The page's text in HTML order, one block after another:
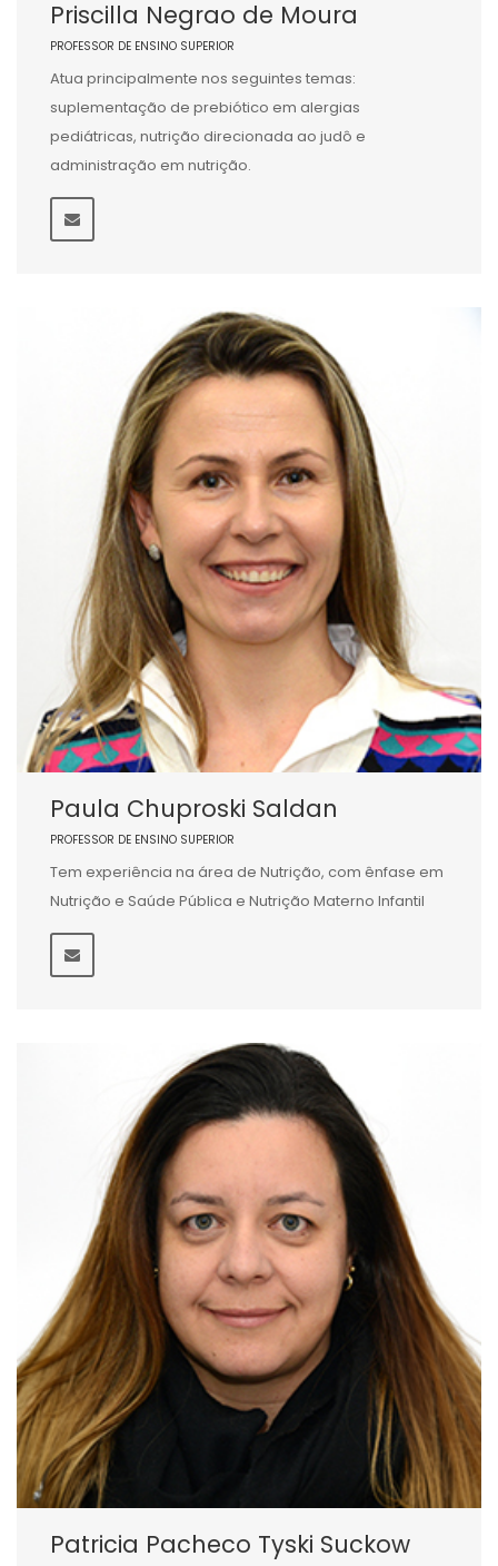
Priscilla Negrao de Moura
PROFESSOR DE ENSINO SUPERIOR
Atua principalmente nos seguintes temas:
suplementação de prebiótico em alergias
pediátricas, nutrição direcionada ao judô e
administração em nutrição.
Paula Chuproski Saldan
PROFESSOR DE ENSINO SUPERIOR
Tem experiência na área de Nutrição, com ênfase em
Nutrição e Saúde Pública e Nutrição Materno Infantil
Patricia Pacheco Tyski Suckow